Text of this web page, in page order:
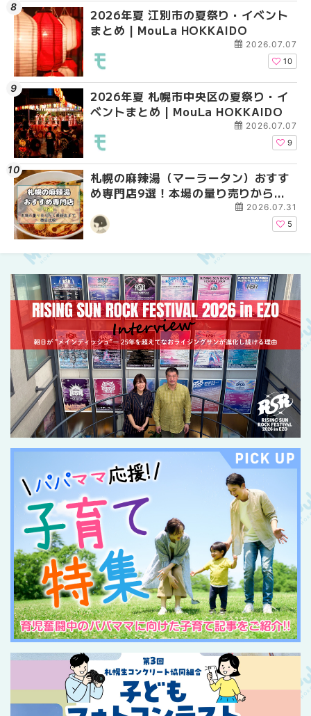
2026年夏 江別市の夏祭り・イベント
まとめ | MouLa HOKKAIDO
2026.07.07
10
2026年夏 札幌市中央区の夏祭り・イ
ベントまとめ | MouLa HOKKAIDO
2026.07.07
9
札幌の麻辣湯（マーラータン）おすす
め専門店9選！本場の量り売りから最
新店まで徹底比較 | MouLa
HOKKAIDO
2026.07.31
5
2026年夏 札幌市南区
ントまとめ | MouLa
2026年夏 札幌市中央
ベントまとめ |
2026年夏 恵庭市・千
イベントまとめ |
2026年夏 札幌市豊平
ベントまとめ |
【新千歳空港】新カー
業。「SUPER
ーパーラウンジアネッ
介！！ | MouLa
2026年夏 札幌市南区
ントまとめ | MouLa